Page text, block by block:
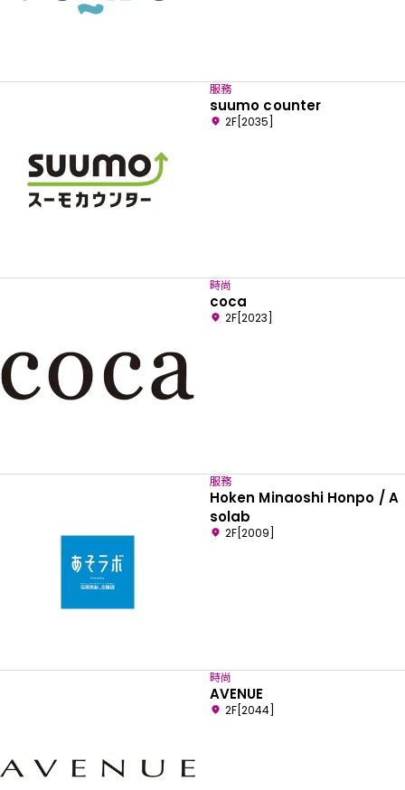
服務
suumo counter
2F[2035]
時尚
coca
2F[2023]
服務
Hoken Minaoshi Honpo / A
solab
2F[2009]
時尚
AVENUE
2F[2044]